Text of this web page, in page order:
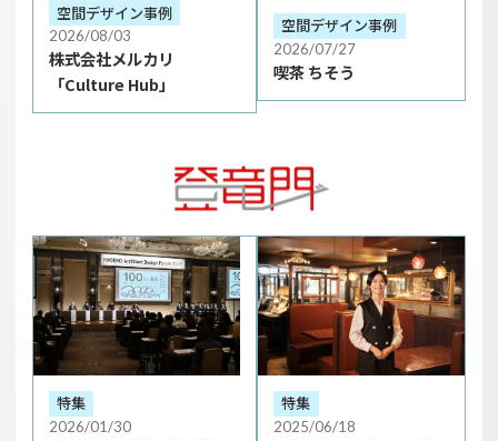
空間デザイン事例
2026/08/03
株式会社メルカリ
「Culture Hub」
空間デザイン事例
2026/07/27
喫茶 ちそう
特集
2026/01/30
特集
2025/06/18